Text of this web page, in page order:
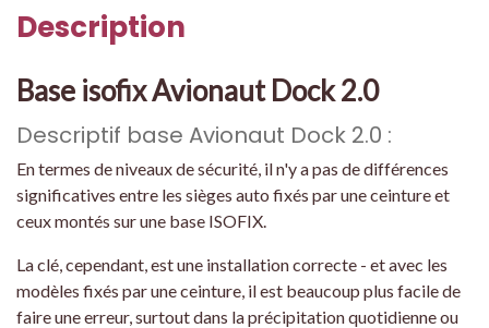
Description
Base isofix Avionaut Dock 2.0
Descriptif base Avionaut Dock 2.0 :
En termes de niveaux de sécurité, il n'y a pas de différences
significatives entre les sièges auto fixés par une ceinture et
ceux montés sur une base ISOFIX.
La clé, cependant, est une installation correcte - et avec les
modèles fixés par une ceinture, il est beaucoup plus facile de
faire une erreur, surtout dans la précipitation quotidienne ou